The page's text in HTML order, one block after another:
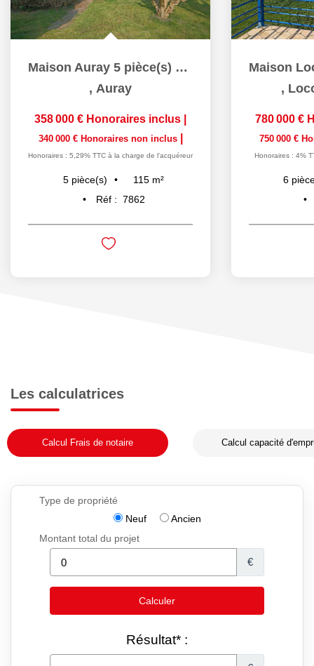
Maison Auray 5 pièce(s) 115 m2
, Auray
358 000 € Honoraires inclus
340 000 € Honoraires non inclus
Honoraires : 5,29% TTC à la charge de l'acquéreur
5 pièce(s) 115 m²
Réf : 7862
,
780 000 €
750 000 €
Honoraires : 4%
6
Les calculatrices
Calcul Frais de notaire Calcul capacité